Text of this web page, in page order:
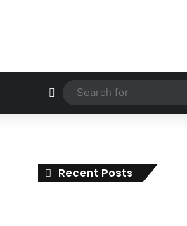
Random Article
Recent Posts